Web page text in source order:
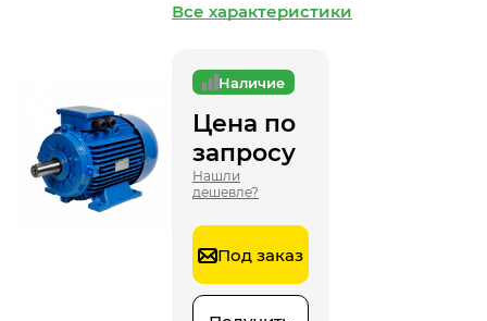
Все характеристики
Наличие
Цена по
запросу
Нашли
дешевле?
Под заказ